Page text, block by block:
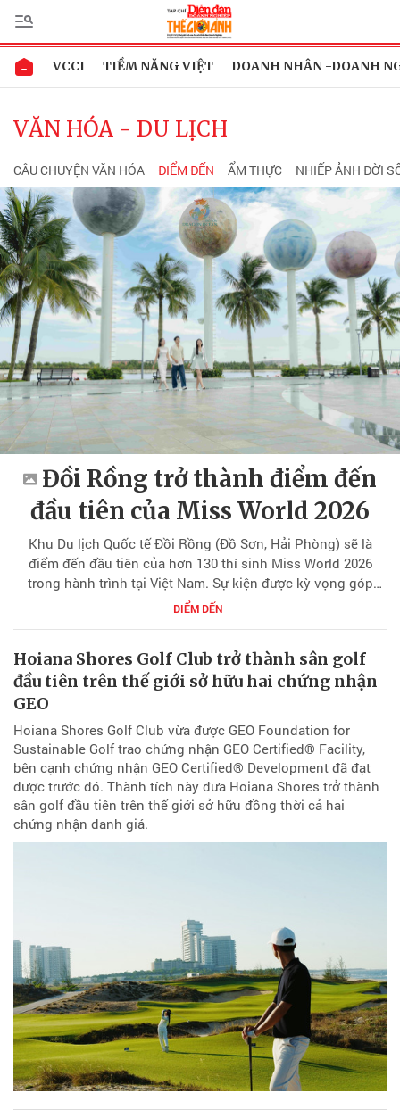
VCCI TIỀM NĂNG VIỆT DOANH NHÂN -DOANH
VĂN HÓA - DU LỊCH
CÂU CHUYỆN VĂN HÓA ĐIỂM ĐẾN ẨM THỰC NHIẾP ẢNH ĐỜI
Đồi Rồng trở thành điểm đến
đầu tiên của Miss World 2026
Khu Du lịch Quốc tế Đồi Rồng (Đồ Sơn, Hải Phòng) sẽ là
điểm đến đầu tiên của hơn 130 thí sinh Miss World 2026
trong hành trình tại Việt Nam. Sự kiện được kỳ vọng góp
phần quảng bá hình ảnh du lịch, văn hóa và năng lực tổ
ĐIỂM ĐẾN
Hoiana Shores Golf Club trở thành sân golf
đầu tiên trên thế giới sở hữu hai chứng nhận
GEO
Hoiana Shores Golf Club vừa được GEO Foundation for
Sustainable Golf trao chứng nhận GEO Certified® Facility,
bên cạnh chứng nhận GEO Certified® Development đã đạt
được trước đó. Thành tích này đưa Hoiana Shores trở thành
sân golf đầu tiên trên thế giới sở hữu đồng thời cả hai
chứng nhận danh giá.